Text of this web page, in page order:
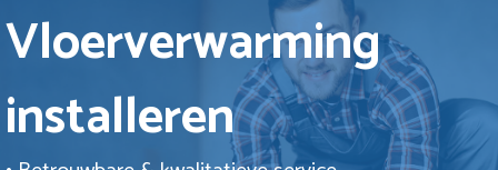
Vloerverwarming
installeren